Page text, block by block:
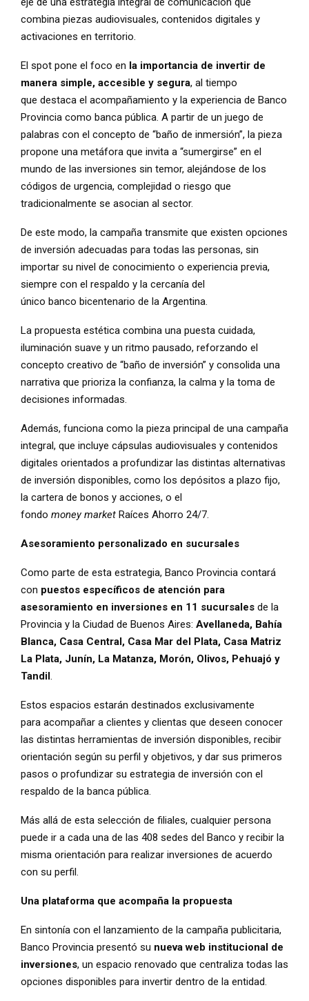
combina piezas audiovisuales, contenidos digitales y
activaciones en territorio.
El spot pone el foco en la importancia de invertir de
manera simple, accesible y segura, al tiempo
que destaca el acompañamiento y la experiencia de Banco
Provincia como banca pública. A partir de un juego de
palabras con el concepto de “baño de inmersión”, la pieza
propone una metáfora que invita a “sumergirse” en el
mundo de las inversiones sin temor, alejándose de los
códigos de urgencia, complejidad o riesgo que
tradicionalmente se asocian al sector.
De este modo, la campaña transmite que existen opciones
de inversión adecuadas para todas las personas, sin
importar su nivel de conocimiento o experiencia previa,
siempre con el respaldo y la cercanía del
único banco bicentenario de la Argentina.
La propuesta estética combina una puesta cuidada,
iluminación suave y un ritmo pausado, reforzando el
concepto creativo de “baño de inversión” y consolida una
narrativa que prioriza la confianza, la calma y la toma de
decisiones informadas.
Además, funciona como la pieza principal de una campaña
integral, que incluye cápsulas audiovisuales y contenidos
digitales orientados a profundizar las distintas alternativas
de inversión disponibles, como los depósitos a plazo fijo,
la cartera de bonos y acciones, o el
fondo money market Raíces Ahorro 24/7.
Asesoramiento personalizado en sucursales
Como parte de esta estrategia, Banco Provincia contará
con puestos específicos de atención para
asesoramiento en inversiones en 11 sucursales de la
Provincia y la Ciudad de Buenos Aires: Avellaneda, Bahía
Blanca, Casa Central, Casa Mar del Plata, Casa Matriz
La Plata, Junín, La Matanza, Morón, Olivos, Pehuajó y
Tandil.
Estos espacios estarán destinados exclusivamente
para acompañar a clientes y clientas que deseen conocer
las distintas herramientas de inversión disponibles, recibir
orientación según su perfil y objetivos, y dar sus primeros
pasos o profundizar su estrategia de inversión con el
respaldo de la banca pública.
Más allá de esta selección de filiales, cualquier persona
puede ir a cada una de las 408 sedes del Banco y recibir la
misma orientación para realizar inversiones de acuerdo
con su perfil.
Una plataforma que acompaña la propuesta
En sintonía con el lanzamiento de la campaña publicitaria,
Banco Provincia presentó su nueva web institucional de
inversiones, un espacio renovado que centraliza todas las
opciones disponibles para invertir dentro de la entidad.